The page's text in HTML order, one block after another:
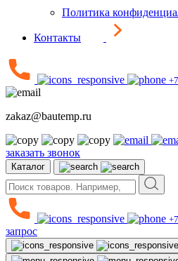
Политика
Контакты
zakaz@bautemp.ru
заказать звонок
Каталог
запрос